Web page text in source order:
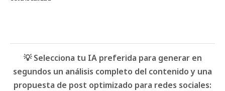
💡 Selecciona tu IA preferida para generar en
segundos un análisis completo del contenido y una
propuesta de post optimizado para redes sociales: